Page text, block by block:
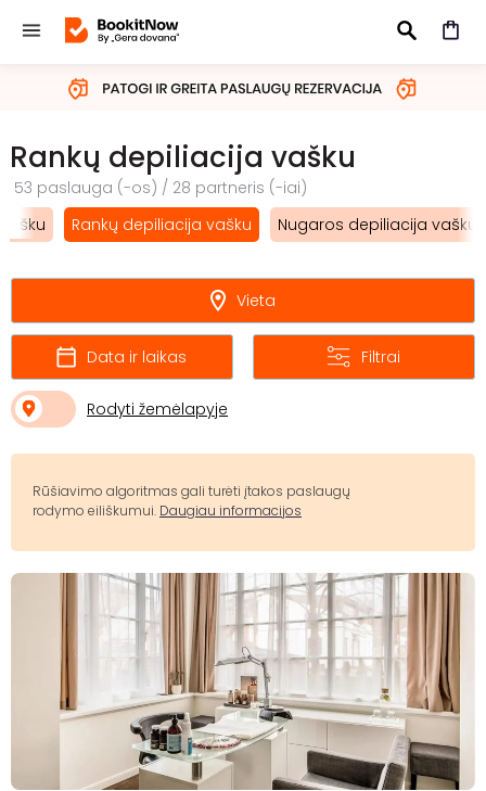
IEŠKOTI
Rankų depiliacija vašku
53 paslauga (-os) / 28 partneris (-iai)
Rankų depiliacija vašku Nugaros depiliacija vašku
Vieta
Data ir laikas Filtrai
Rodyti žemėlapyje
Rūšiavimo algoritmas gali turėti įtakos paslaugų
rodymo eiliškumui. Daugiau informacijos